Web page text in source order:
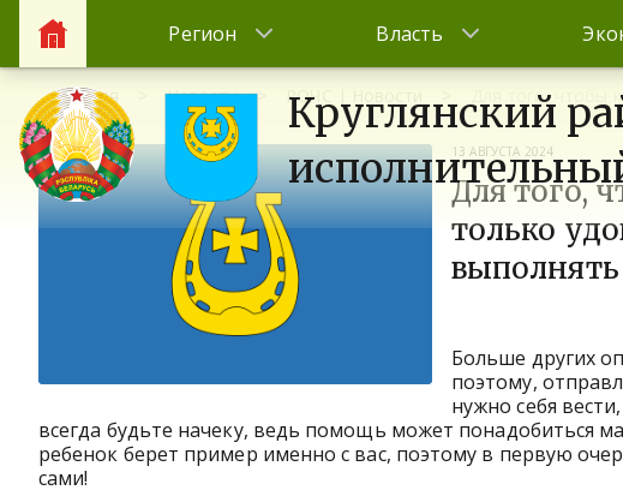
Регион Власть
Круглянский
Главная Новости РОЧС | Новости Для того, чтобы
13 АВГУСТА 2024
Для того,
только
Больше других
поэтому,
нужно себя
всегда будьте начеку, ведь помощь может понадобиться
ребенок берет пример именно с вас, поэтому в первую
сами!